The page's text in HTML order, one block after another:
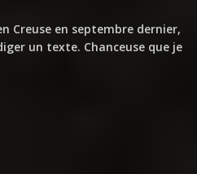
Creuse en septembre dernier,
un texte. Chanceuse que je